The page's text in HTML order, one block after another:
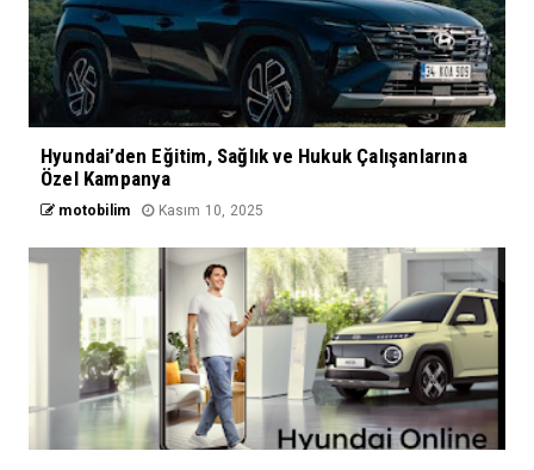
Hyundai’den Eğitim, Sağlık ve Hukuk Çalışanlarına
Özel Kampanya
motobilim Kasım 10, 2025